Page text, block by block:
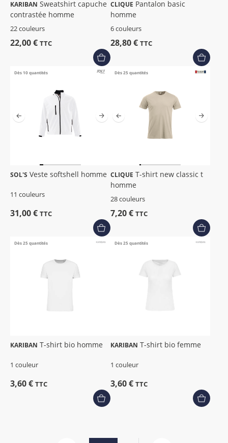
KARIBAN
contrastée homme
22 couleurs
22,00 € TTC
CLIQUE
homme
6 couleurs
28,80 € TTC
Dès 10 quantités
SOL'S Veste softshell homme
11 couleurs
31,00 € TTC
Dès 25 quantités
CLIQUE
homme
28 couleurs
7,20 € TTC
Dès 25 quantités
KARIBAN T-shirt bio homme
1 couleur
3,60 € TTC
Dès 25 quantités
KARIBAN T-shirt bio femme
1 couleur
3,60 € TTC